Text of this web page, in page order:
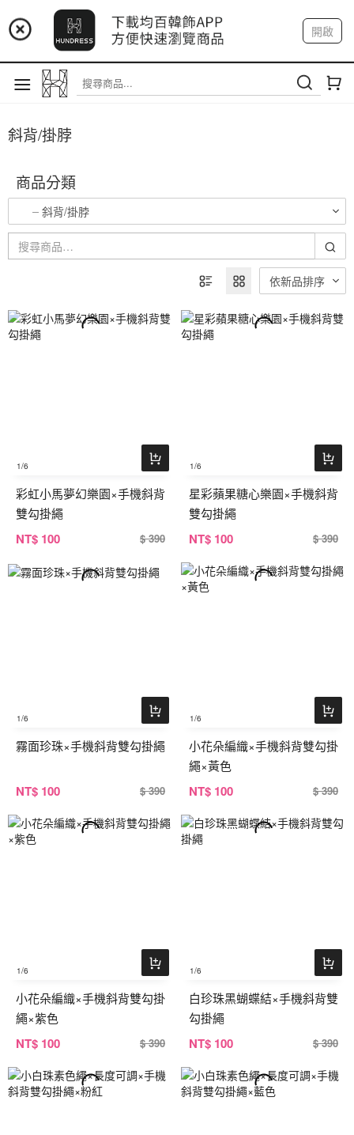
📢 市集預告：9/12-9/13 八里海巡基地
📢 市集預告：8/22-8/23 桃園青埔置地廣場
開啟
註冊 我的帳戶
斜背/掛脖
商品分類
斜背/掛脖
依新品排序
1/6
彩虹小馬夢幻樂園×手機斜背
雙勾掛繩
NT$ 100 $ 390
1/6
星彩蘋果糖心樂園×手機斜背
雙勾掛繩
NT$ 100 $ 390
1/6
霧面珍珠×手機斜背雙勾掛繩
NT$ 100 $ 390
1/6
小花朵編織×手機斜背雙勾掛
繩×黃色
NT$ 100 $ 390
1/6
小花朵編織×手機斜背雙勾掛
繩×紫色
NT$ 100 $ 390
1/6
白珍珠黑蝴蝶結×手機斜背雙
勾掛繩
NT$ 100 $ 390